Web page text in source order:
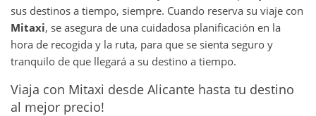
sus destinos a tiempo, siempre. Cuando reserva su viaje con
Mitaxi, se asegura de una cuidadosa planificación en la
hora de recogida y la ruta, para que se sienta seguro y
tranquilo de que llegará a su destino a tiempo.
Viaja con Mitaxi desde Alicante hasta tu destino
al mejor precio!